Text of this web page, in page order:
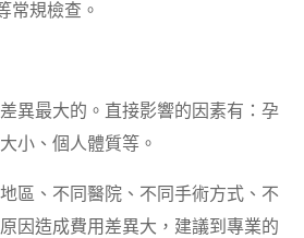
常規檢查。
異最大的。直接影響的因素有：孕
小、個人體質等。
區、不同醫院、不同手術方式、不
因造成費用差異大，建議到專業的